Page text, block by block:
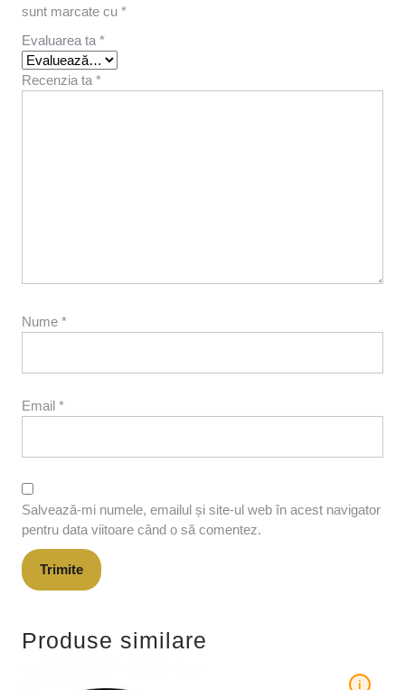
sunt marcate cu *
Evaluarea ta *
Recenzia ta *
Nume *
Email *
Salvează-mi numele, emailul și site-ul web în acest navigator
pentru data viitoare când o să comentez.
Produse similare
i